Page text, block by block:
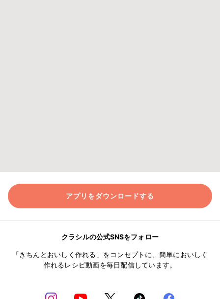
アプリをダウンロードする
クラシルの公式SNSをフォロー
「きちんとおいしく作れる」をコンセプトに、簡単においしく
作れるレシピ動画を毎日配信しています。